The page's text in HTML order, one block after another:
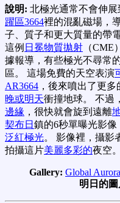
說明: 北極光通常不會伸
躍區3664裡的混亂磁場，
子、質子和更大質量的帶
這例 日冕物質拋射 （CME
據報導，有些極光不尋常
區。 這場免費的天空表演
AR3664 ，後來噴出了更多
晚或明天衝撞地球。 不過
邊緣 ，很快就會旋到遠離
契布日 鎮的6秒單曝光影
泛紅極光。 影像裡，攝影
拍攝這片美麗多彩的夜空。
Gallery: Global
明日的圖